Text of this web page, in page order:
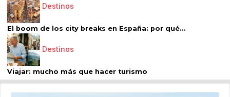
Destinos
El boom de los city breaks en España: por qué...
Destinos
Viajar: mucho más que hacer turismo